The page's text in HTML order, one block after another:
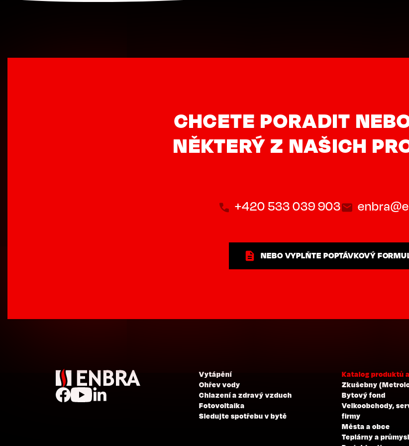
CHCETE PORADIT
NĚKTERÝ Z NAŠICH
+420 533 039 903
NEBO VYPLŇTE POPTÁVKOVÝ
Vytápění
Ohřev vody
Chlazení a zdravý vzduch
Fotovoltaika
Sledujte spotřebu v bytě
Katalog produktů
Zkušebny
Bytový fond
Velkoobchody,
firmy
Města a obce
Teplárny a průmysl